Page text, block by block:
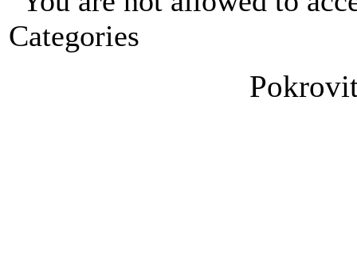
Categories